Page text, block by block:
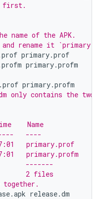
first.
name of the APK.
rename it
primary.prof
primary.profm
primary.profm
only contains the
Name
----
primary.prof
primary.profm
-------
2 files
release.dm